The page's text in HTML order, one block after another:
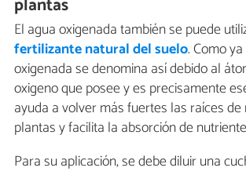
plantas
El agua oxigenada también se puede
fertilizante natural del suelo. Como
oxigenada se denomina así debido al
oxigeno que posee y es precisamente
ayuda a volver más fuertes las raíces
plantas y facilita la absorción de
Para su aplicación, se debe diluir una